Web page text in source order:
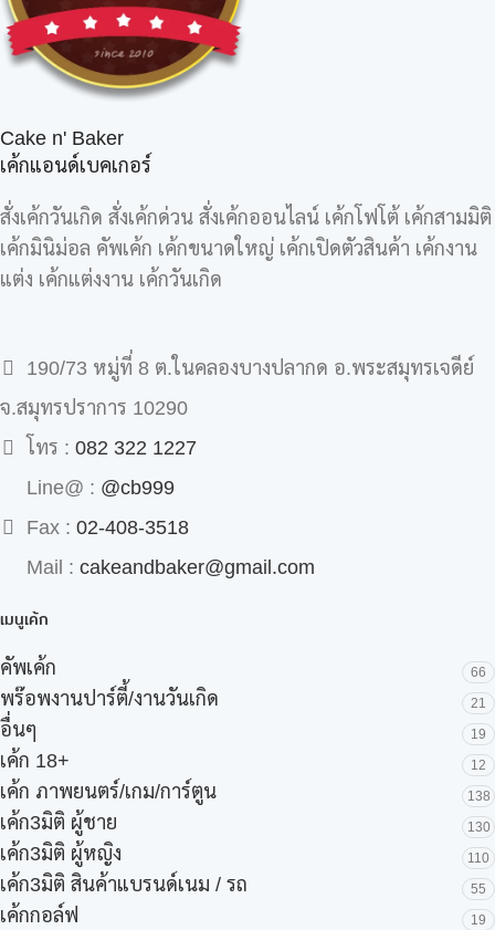
Cake n' Baker
เค้กแอนด์เบคเกอร์
สั่งเค้กวันเกิด สั่งเค้กด่วน สั่งเค้กออนไลน์ เค้กโฟโต้ เค้กสามมิติ
เค้กมินิม่อล คัพเค้ก เค้กขนาดใหญ่ เค้กเปิดตัวสินค้า เค้กงาน
แต่ง เค้กแต่งงาน เค้กวันเกิด
190/73 หมู่ที่ 8 ต.ในคลองบางปลากด อ.พระสมุทรเจดีย์
จ.สมุทรปราการ 10290
โทร : 082 322 1227
Line@ : @cb999
Fax : 02-408-3518
Mail : cakeandbaker@gmail.com
เมนูเค้ก
คัพเค้ก 66
พร๊อพงานปาร์ตี้/งานวันเกิด 21
อื่นๆ 19
เค้ก 18+ 12
เค้ก ภาพยนตร์/เกม/การ์ตูน 138
เค้ก3มิติ ผู้ชาย 130
เค้ก3มิติ ผู้หญิง 110
เค้ก3มิติ สินค้าแบรนด์เนม / รถ 55
เค้กกอล์ฟ 19